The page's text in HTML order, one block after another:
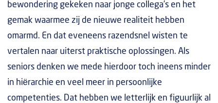
bewondering gekeken naar jonge collega’s en het
gemak waarmee zij de nieuwe realiteit hebben
omarmd. En dat eveneens razendsnel wisten te
vertalen naar uiterst praktische oplossingen. Als
seniors denken we mede hierdoor toch ineens minder
in hiërarchie en veel meer in persoonlijke
competenties. Dat hebben we letterlijk en figuurlijk al